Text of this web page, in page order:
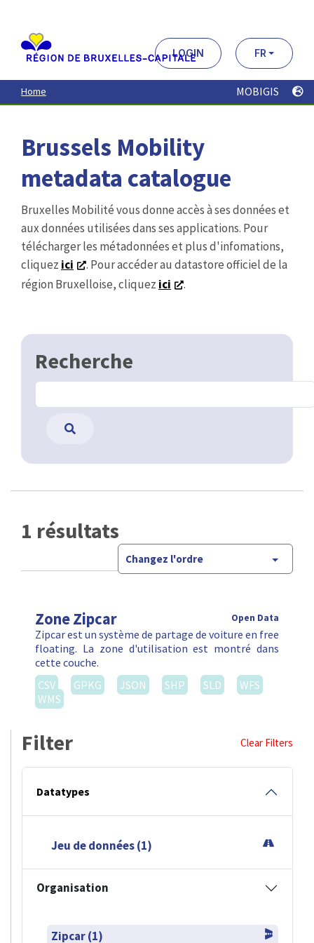
contenu
principal
LOGIN FR
Home MOBIGIS
Brussels Mobility
metadata catalogue
Bruxelles Mobilité vous donne accès à ses données et
aux données utilisées dans ses applications. Pour
télécharger les métadonnées et plus d'infomations,
cliquez ici
. Pour accéder au datastore officiel de la
région Bruxelloise, cliquez ici .
Recherche
1 résultats
Changez l'ordre
Zone Zipcar Open Data
Zipcar est un système de partage de voiture en free
floating. La zone d'utilisation est montré dans
cette couche.
CSV
GPKG JSON SHP SLD
WFS
WMS
Filter Clear Filters
Datatypes
Jeu de données (1)
Organisation
Zipcar (1)